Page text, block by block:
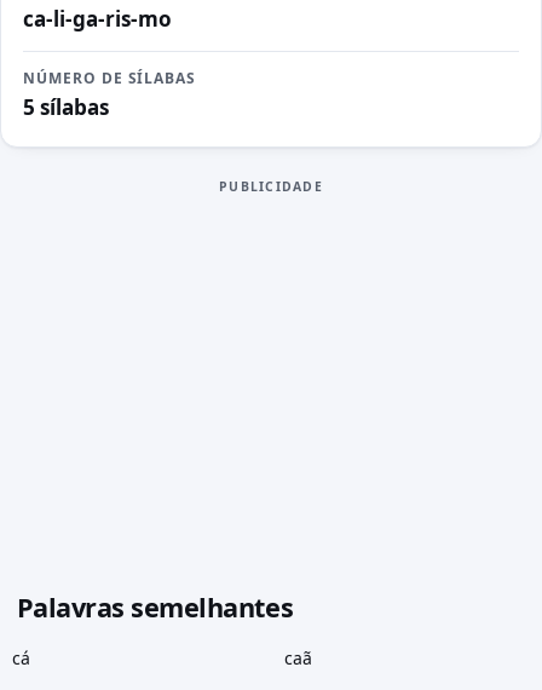
ca-li-ga-ris-mo
NÚMERO DE SÍLABAS
5 sílabas
PUBLICIDADE
Palavras semelhantes
cá caã